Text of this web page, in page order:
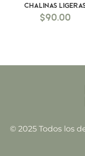
Chalinas
$90.00
© 2025 Todos los